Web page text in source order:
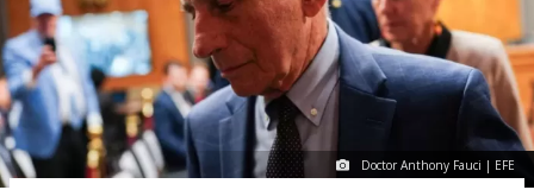
Doctor Anthony Fauci | EFE